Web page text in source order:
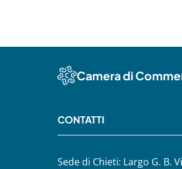
Camera di
CONTATTI
Sede di Chieti: Largo G. B.